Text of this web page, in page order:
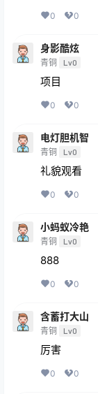
0 0
身影酷炫
青铜 Lv0
项目
0 0
电灯胆机智
青铜 Lv0
礼貌观看
0 0
小蚂蚁冷艳
青铜 Lv0
888
0 0
含蓄打大山
青铜 Lv0
厉害
0 0